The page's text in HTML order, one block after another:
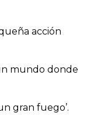
acción
mundo donde
gran fuego’.